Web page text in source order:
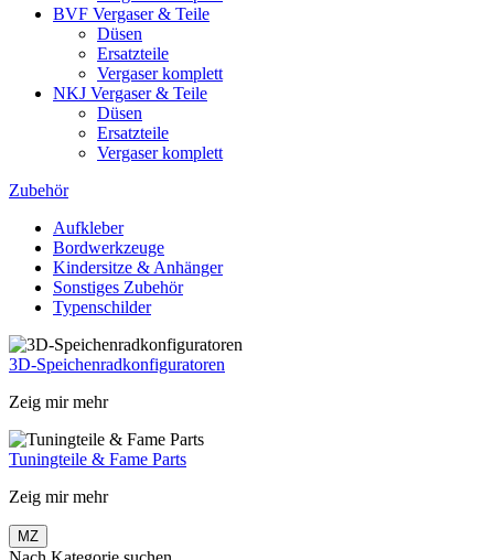
BVF Vergaser & Teile
Düsen
Ersatzteile
Vergaser komplett
NKJ Vergaser & Teile
Düsen
Ersatzteile
Vergaser komplett
Zubehör
Aufkleber
Bordwerkzeuge
Kindersitze & Anhänger
Sonstiges Zubehör
Typenschilder
3D-Speichenradkonfiguratoren
Zeig mir mehr
Tuningteile & Fame Parts
Zeig mir mehr
MZ